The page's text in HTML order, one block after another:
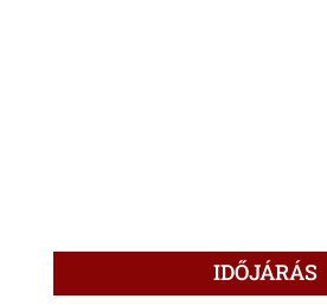
IDŐJÁRÁS